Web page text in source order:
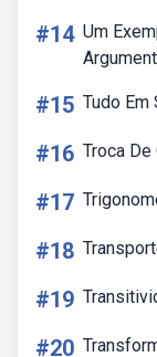
#14 Um
#15 Tudo Em
#16 Troca
#17
#18
#19
#20